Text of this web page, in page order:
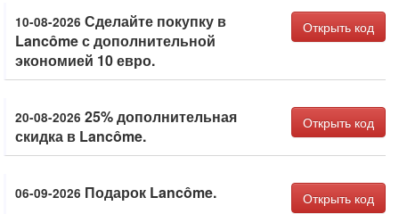
10-08-2026 Сделайте покупку в
Lancôme с дополнительной
экономией 10 евро.
Открыть код
20-08-2026 25% дополнительная
скидка в Lancôme.
Открыть код
06-09-2026 Подарок Lancôme. Открыть код